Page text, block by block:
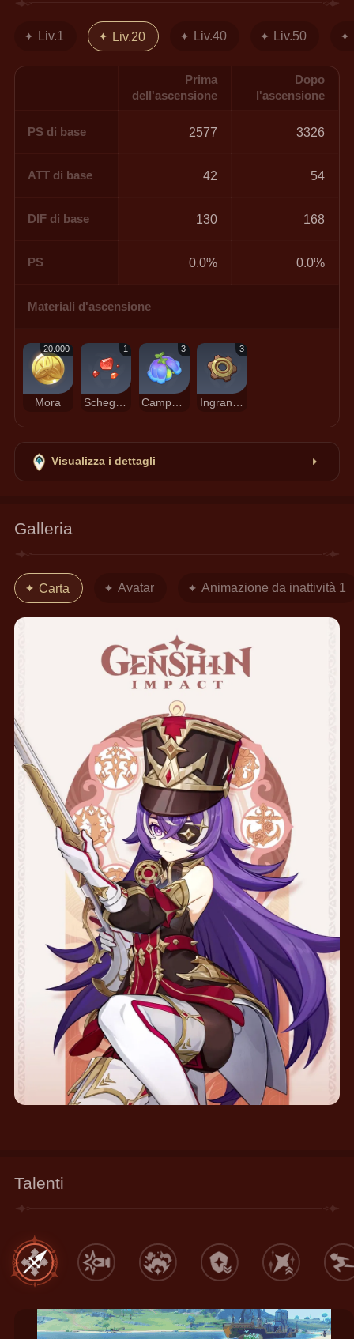
Liv.1 Liv.20 Liv.40 Liv.50
Prima
dell'ascensione
Dopo
l'ascensione
PS di base 2577 3326
ATT di base 42 54
DIF di base 130 168
PS 0.0% 0.0%
Materiali d'ascensione
20.000
Mora
1 3 3
Visualizza i dettagli
Galleria
Carta Avatar Animazione da inattività 1
Talenti